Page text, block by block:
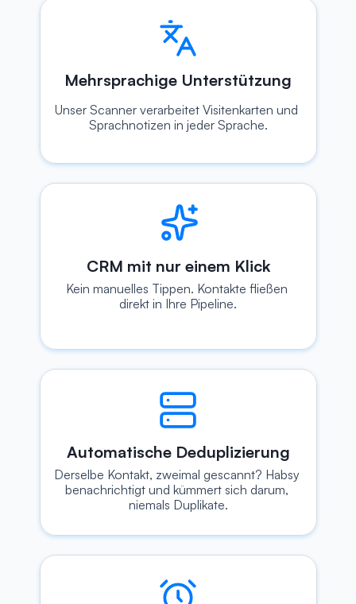
Mehrsprachige Unterstützung
Unser Scanner verarbeitet Visitenkarten und
Sprachnotizen in jeder Sprache.
CRM mit nur einem Klick
Kein manuelles Tippen. Kontakte fließen
direkt in Ihre Pipeline.
Automatische Deduplizierung
Derselbe Kontakt, zweimal gescannt? Habsy
benachrichtigt und kümmert sich darum,
niemals Duplikate.